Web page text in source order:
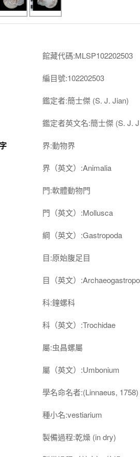
館藏代碼:MLSP102202503
編目號:102202503
鑑定者:簡士傑 (S. J. Jian)
鑑定者英文名:簡士傑 (S. J.
界:動物界
界（英文）:Animalia
門:軟體動物門
門（英文）:Mollusca
綱（英文）:Gastropoda
目:原始腹足目
目（英文）
科:鐘螺科
科（英文）:Trochidae
屬:虫昌螺屬
屬（英文）:Umbonium
學名命名者:(Linnaeus, 1758)
種小名:vestiarium
製備過程:乾燥 (in dry)